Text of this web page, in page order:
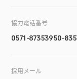
協力電話番号
0571-87353950-835
採用メール